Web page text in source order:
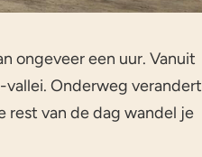
ongeveer een uur. Vanuit
vallei. Onderweg verandert
rest van de dag wandel je